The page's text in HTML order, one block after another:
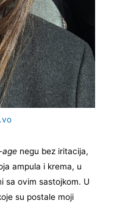
age negu bez iritacija,
ampula i krema, u
sa ovim sastojkom. U
su postale moji